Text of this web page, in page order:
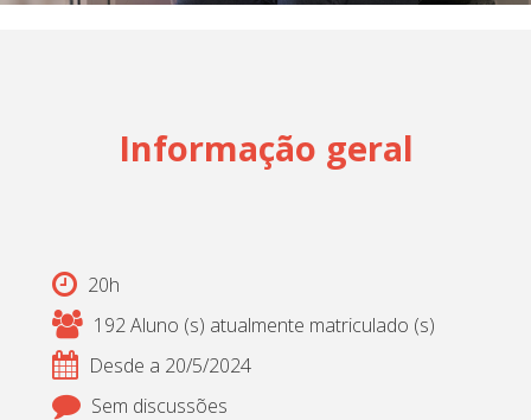
Informação geral
20h
192 Aluno (s) atualmente matriculado (s)
Desde a 20/5/2024
Sem discussões